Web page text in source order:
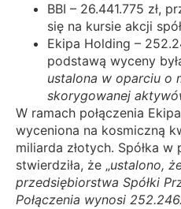
BBI – 26.441.775 zł,
się na kursie akcji
Ekipa Holding –
podstawą wyceny
ustalona w oparciu o
skorygowanej
W ramach połączenia
wyceniona na kosmiczną
miliarda złotych. Spółka w
stwierdziła, że „ustalono,
przedsiębiorstwa Spółki
Połączenia wynosi